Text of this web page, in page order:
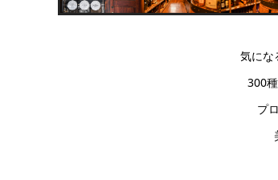
気にな
300
プ